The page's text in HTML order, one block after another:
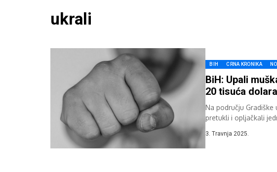
ukrali
BIH CRNA KRONIKA
BiH: Upali
20 tisuća dolara
Na području
pretukli i opljačkali
3. Travnja 2025.